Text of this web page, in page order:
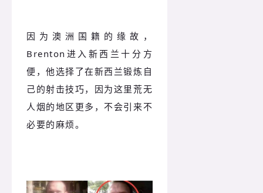
因为澳洲国籍的缘故，
Brenton进入新西兰十分方
便，他选择了在新西兰锻炼自
己的射击技巧，因为这里荒无
人烟的地区更多，不会引来不
必要的麻烦。